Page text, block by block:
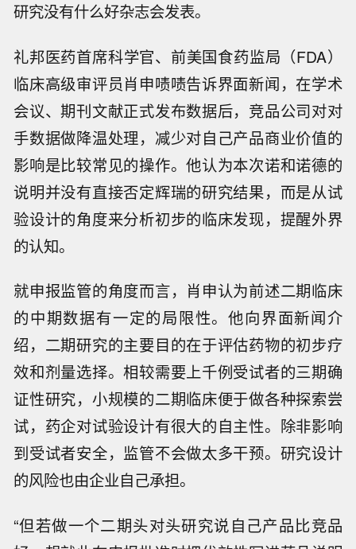
界面新闻截自本次数据发布解读会
一位国内降糖减重领域公司高管未向界面新闻直
接评价前述研究，但他提到，可以关注临床试验
后续的文章发表情况。他指出，好杂志可以起到
背书作用，但设计不够优秀、结论不合适的临床
研究没有什么好杂志会发表。
礼邦医药首席科学官、前美国食药监局（FDA）
临床高级审评员肖申啧啧告诉界面新闻，在学术
手数据做降温处理，减少对自己产品商业价值的
影响是比较常见的操作。他认为本次诺和诺德的
说明并没有直接否定辉瑞的研究结果，而是从试
验设计的角度来分析初步的临床发现，提醒外界
的认知。
就申报监管的角度而言，肖申认为前述二期临床
的中期数据有一定的局限性。他向界面新闻介
效和剂量选择。相较需要上千例受试者的三期确